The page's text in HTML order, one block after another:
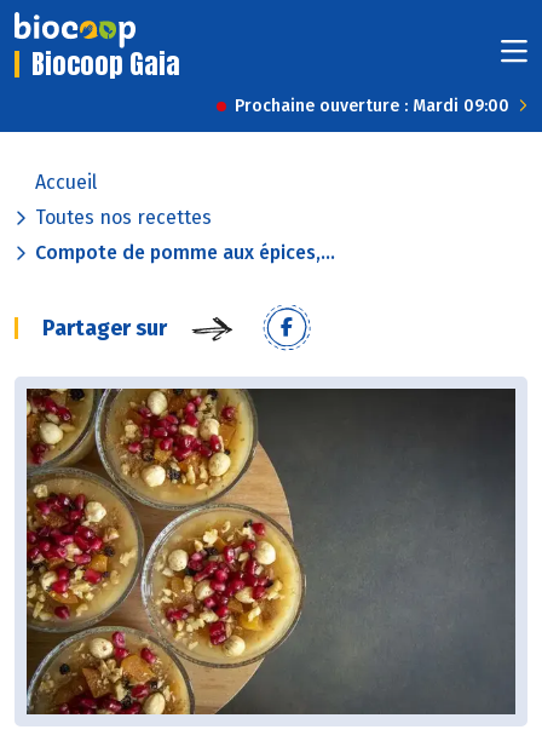
Biocoop Gaia
Prochaine ouverture : Mardi 09:00
Accueil
Toutes nos recettes
Compote de pomme aux épices,...
Partager sur